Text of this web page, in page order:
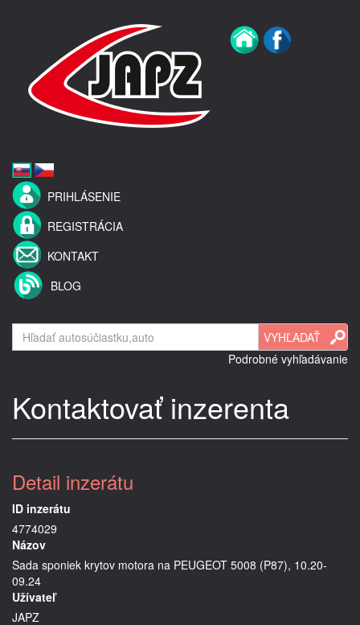
PRIHLÁSENIE
REGISTRÁCIA
KONTAKT
BLOG
Podrobné vyhľadávanie
Kontaktovať inzerenta
Detail inzerátu
ID inzerátu
4774029
Názov
Sada sponiek krytov motora na PEUGEOT 5008 (P87), 10.20-
09.24
Užívateľ
JAPZ